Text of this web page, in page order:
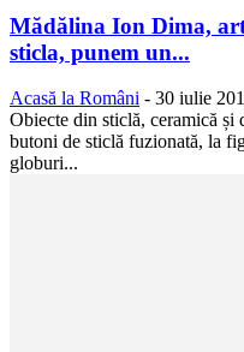
Mădălina Ion Dima,
sticla, punem un...
Acasă la Români - 30 iulie
Obiecte din sticlă, ceramică și
butoni de sticlă fuzionată, la
globuri...